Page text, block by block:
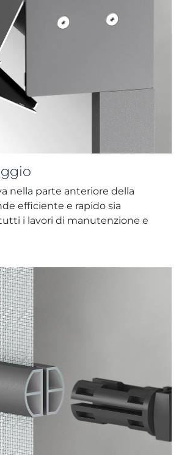
nella parte anteriore della
efficiente e rapido sia
i lavori di manutenzione e